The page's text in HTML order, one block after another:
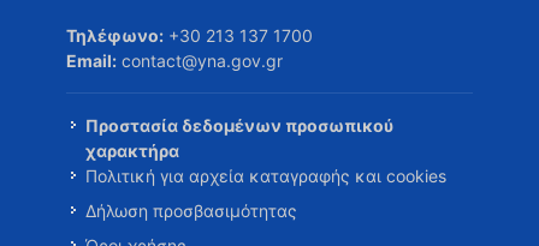
Τηλέφωνο: +30 213 137 1700
Email: contact@yna.gov.gr
Προστασία δεδομένων προσωπικού
χαρακτήρα
Πολιτική για αρχεία καταγραφής και cookies
Δήλωση προσβασιμότητας